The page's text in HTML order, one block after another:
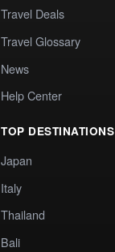
Travel Deals
Travel Glossary
News
Help Center
TOP DESTINATIONS
Japan
Italy
Thailand
Bali